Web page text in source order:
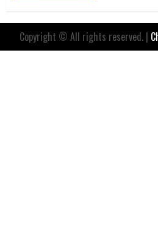
Copyright © All rights reserved. |